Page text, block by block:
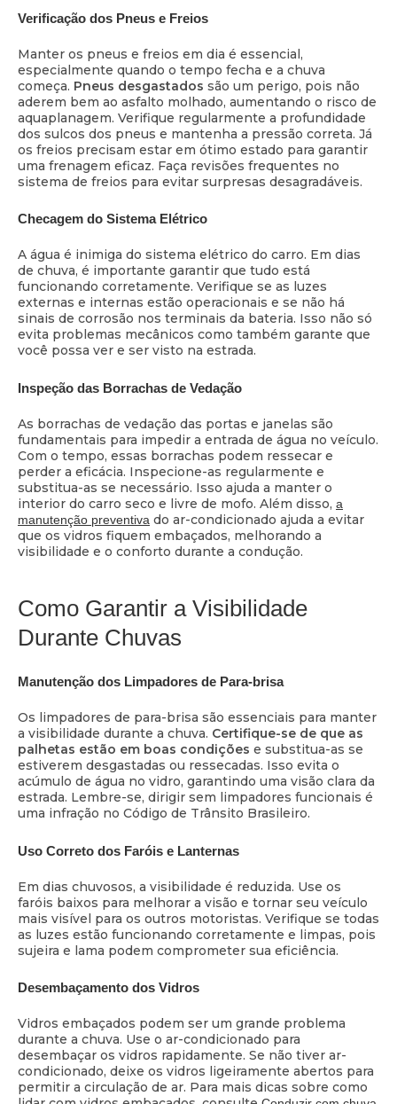
Verificação dos Pneus e Freios
Manter os pneus e freios em dia é essencial,
especialmente quando o tempo fecha e a chuva
começa. Pneus desgastados são um perigo, pois não
aderem bem ao asfalto molhado, aumentando o risco de
aquaplanagem. Verifique regularmente a profundidade
dos sulcos dos pneus e mantenha a pressão correta. Já
os freios precisam estar em ótimo estado para garantir
uma frenagem eficaz. Faça revisões frequentes no
sistema de freios para evitar surpresas desagradáveis.
Checagem do Sistema Elétrico
A água é inimiga do sistema elétrico do carro. Em dias
de chuva, é importante garantir que tudo está
funcionando corretamente. Verifique se as luzes
externas e internas estão operacionais e se não há
sinais de corrosão nos terminais da bateria. Isso não só
evita problemas mecânicos como também garante que
você possa ver e ser visto na estrada.
Inspeção das Borrachas de Vedação
As borrachas de vedação das portas e janelas são
fundamentais para impedir a entrada de água no veículo.
Com o tempo, essas borrachas podem ressecar e
perder a eficácia. Inspecione-as regularmente e
substitua-as se necessário. Isso ajuda a manter o
interior do carro seco e livre de mofo. Além disso, a
manutenção preventiva do ar-condicionado ajuda a evitar
que os vidros fiquem embaçados, melhorando a
visibilidade e o conforto durante a condução.
Como Garantir a Visibilidade
Durante Chuvas
Manutenção dos Limpadores de Para-brisa
Os limpadores de para-brisa são essenciais para manter
a visibilidade durante a chuva. Certifique-se de que as
palhetas estão em boas condições e substitua-as se
estiverem desgastadas ou ressecadas. Isso evita o
acúmulo de água no vidro, garantindo uma visão clara da
estrada. Lembre-se, dirigir sem limpadores funcionais é
uma infração no Código de Trânsito Brasileiro.
Uso Correto dos Faróis e Lanternas
Em dias chuvosos, a visibilidade é reduzida. Use os
faróis baixos para melhorar a visão e tornar seu veículo
mais visível para os outros motoristas. Verifique se todas
as luzes estão funcionando corretamente e limpas, pois
sujeira e lama podem comprometer sua eficiência.
Desembaçamento dos Vidros
Vidros embaçados podem ser um grande problema
durante a chuva. Use o ar-condicionado para
desembaçar os vidros rapidamente. Se não tiver ar-
condicionado, deixe os vidros ligeiramente abertos para
permitir a circulação de ar. Para mais dicas sobre como